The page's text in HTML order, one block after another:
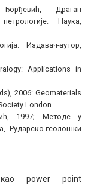
Драган
Наука,
Издавач-аутор,
Applications in
2006: Geomaterials
London.
1997; Методе у
Рударско-геолошки
power point